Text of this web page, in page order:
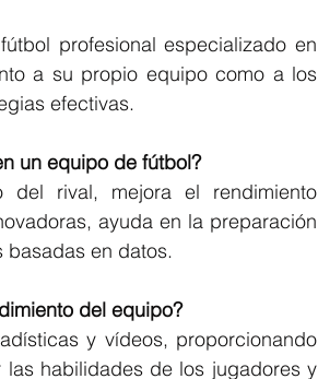
profesional especializado en
a su propio equipo como a los
efectivas.
un equipo de fútbol?
del rival, mejora el rendimiento
ayuda en la preparación
basadas en datos.
del equipo?
y vídeos, proporcionando
habilidades de los jugadores y